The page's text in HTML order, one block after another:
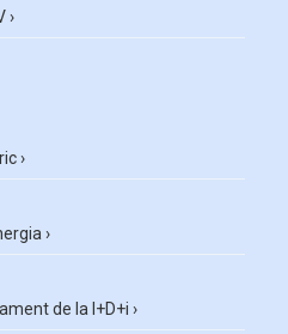
›
›
›
de la I+D+i ›